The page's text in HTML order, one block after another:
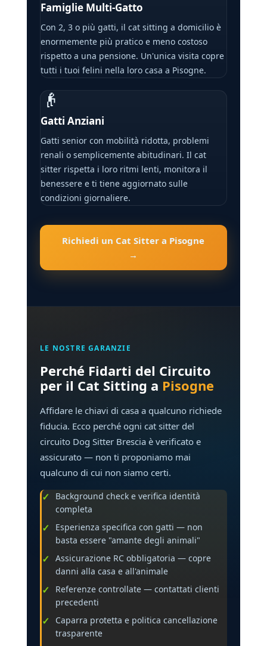
Famiglie Multi-Gatto
Con 2, 3 o più gatti, il cat sitting a domicilio è
enormemente più pratico e meno costoso
rispetto a una pensione. Un'unica visita copre
tutti i tuoi felini nella loro casa a Pisogne.
👴
Gatti Anziani
Gatti senior con mobilità ridotta, problemi
renali o semplicemente abitudinari. Il cat
sitter rispetta i loro ritmi lenti, monitora il
benessere e ti tiene aggiornato sulle
condizioni giornaliere.
Richiedi un Cat Sitter a Pisogne
→
LE NOSTRE GARANZIE
Perché Fidarti del Circuito
per il Cat Sitting a Pisogne
Affidare le chiavi di casa a qualcuno richiede
fiducia. Ecco perché ogni cat sitter del
circuito Dog Sitter Brescia è verificato e
assicurato — non ti proponiamo mai
qualcuno di cui non siamo certi.
Background check e verifica identità
completa
Esperienza specifica con gatti — non
basta essere "amante degli animali"
Assicurazione RC obbligatoria — copre
danni alla casa e all'animale
Referenze controllate — contattati clienti
precedenti
Caparra protetta e politica cancellazione
trasparente